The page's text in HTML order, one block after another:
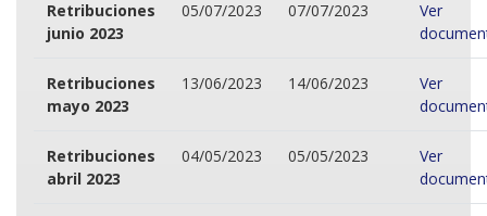
Retribuciones
junio 2023
05/07/2023 07/07/2023
Ver
Retribuciones
mayo 2023
13/06/2023 14/06/2023
Ver
Retribuciones
abril 2023
04/05/2023 05/05/2023
Ver